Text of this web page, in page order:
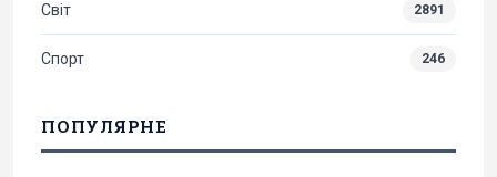
Світ 2891
Спорт 246
ПОПУЛЯРНЕ